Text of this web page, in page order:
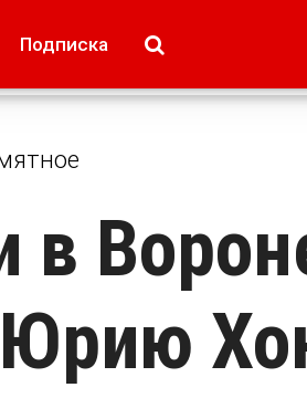
Подписка
Свадьба недели
в